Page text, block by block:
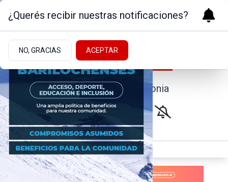
Noticias de la Patagonia
¿Querés recibir nuestras notificaciones?
NO, GRACIAS ACEPTAR